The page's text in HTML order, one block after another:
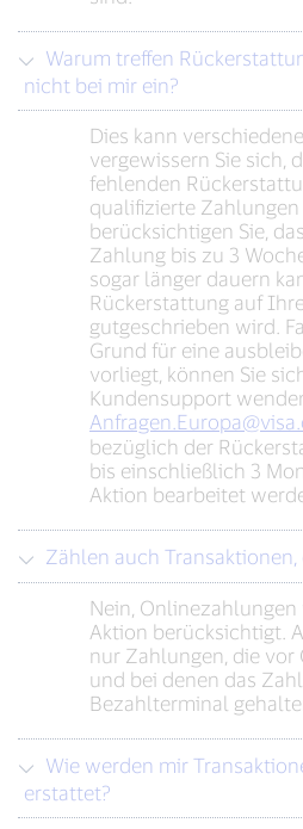
nicht bei mir ein?
Dies kann
vergewissern Sie sich,
fehlenden
qualifizierte
berücksichtigen Sie,
Zahlung bis zu 3
sogar länger dauern
Rückerstattung auf
gutgeschrieben wird.
Grund für eine
vorliegt, können Sie
Kundensupport
bezüglich der
bis einschließlich 3
Aktion bearbeitet
Zählen auch
Nein,
Aktion berücksichtigt.
nur Zahlungen, die
und bei denen das
Bezahlterminal
erstattet?